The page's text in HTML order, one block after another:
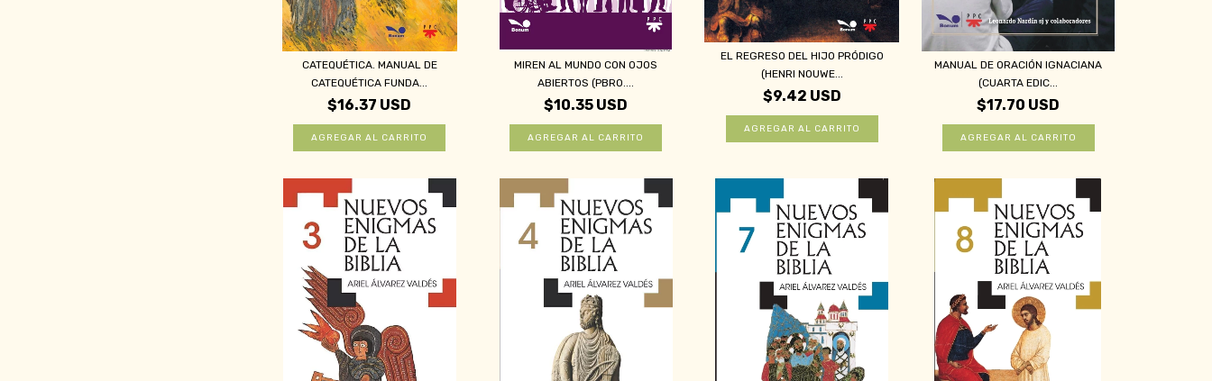
CATEQUÉTICA. MANUAL DE
CATEQUÉTICA FUNDA...
$16.37 USD
MIREN AL MUNDO CON OJOS
ABIERTOS (PBRO....
$10.35 USD
EL REGRESO DEL HIJO PRÓDIGO
(HENRI NOUWE...
$9.42 USD
MANUAL DE ORACIÓN IGNACIANA
(CUARTA EDIC...
$17.70 USD